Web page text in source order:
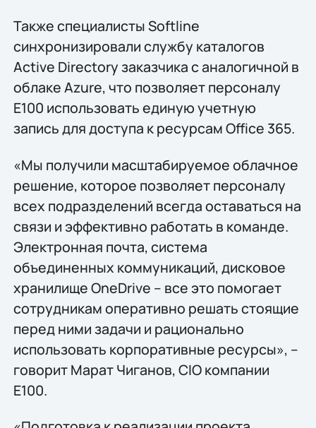
Также специалисты Softline
синхронизировали службу каталогов
Active Directory заказчика с аналогичной в
облаке Azure, что позволяет персоналу
E100 использовать единую учетную
запись для доступа к ресурсам Office 365.
«Мы получили масштабируемое облачное
решение, которое позволяет персоналу
всех подразделений всегда оставаться на
связи и эффективно работать в команде.
Электронная почта, система
объединенных коммуникаций, дисковое
хранилище OneDrive – все это помогает
сотрудникам оперативно решать стоящие
перед ними задачи и рационально
использовать корпоративные ресурсы», –
говорит Марат Чиганов, CIO компании
E100.